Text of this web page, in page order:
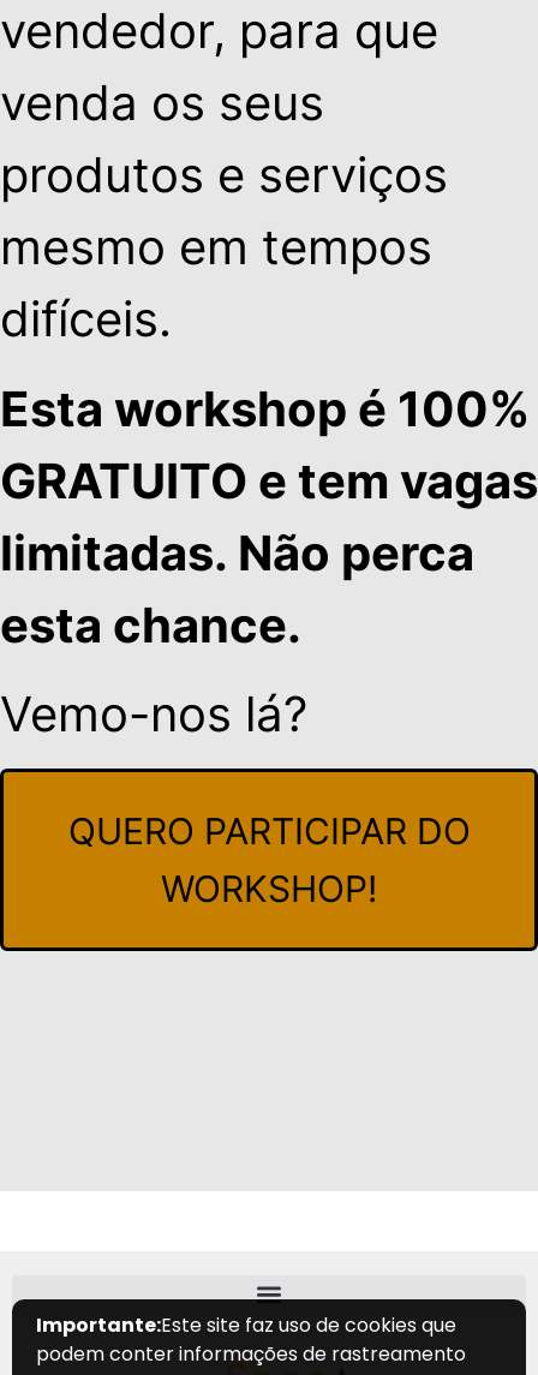
vendedor, para que
venda os seus
produtos e serviços
mesmo em tempos
difíceis.
Esta workshop é 100%
GRATUITO e tem vagas
limitadas. Não perca
esta chance.
Vemo-nos lá?
QUERO PARTICIPAR DO
WORKSHOP!
Importante:Este site faz uso de cookies que
podem conter informações de rastreamento